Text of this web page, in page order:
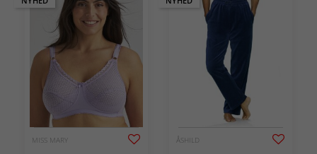
MISS MARY ÅSHILD